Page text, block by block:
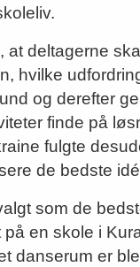
at deltagerne
hvilke
og derefter
finde på
fulgte
de bedste
som de
på en skole i
danserum er